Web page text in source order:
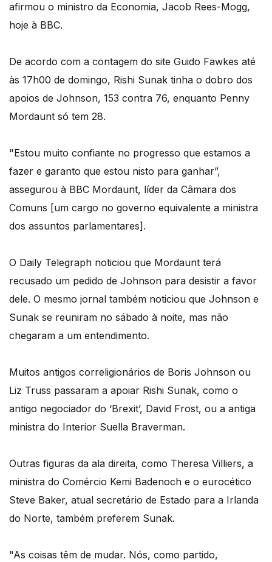
afirmou o ministro da Economia, Jacob Rees-Mogg,
hoje à BBC.
De acordo com a contagem do site Guido Fawkes até
às 17h00 de domingo, Rishi Sunak tinha o dobro dos
apoios de Johnson, 153 contra 76, enquanto Penny
Mordaunt só tem 28.
"Estou muito confiante no progresso que estamos a
fazer e garanto que estou nisto para ganhar”,
assegurou à BBC Mordaunt, líder da Câmara dos
Comuns [um cargo no governo equivalente a ministra
dos assuntos parlamentares].
O Daily Telegraph noticiou que Mordaunt terá
recusado um pedido de Johnson para desistir a favor
dele. O mesmo jornal também noticiou que Johnson e
Sunak se reuniram no sábado à noite, mas não
chegaram a um entendimento.
Muitos antigos correligionários de Boris Johnson ou
Liz Truss passaram a apoiar Rishi Sunak, como o
antigo negociador do ‘Brexit’, David Frost, ou a antiga
ministra do Interior Suella Braverman.
Outras figuras da ala direita, como Theresa Villiers, a
ministra do Comércio Kemi Badenoch e o eurocético
Steve Baker, atual secretário de Estado para a Irlanda
do Norte, também preferem Sunak.
"As coisas têm de mudar. Nós, como partido,